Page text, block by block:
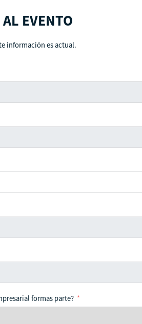
EVENTO
información es actual.
formas parte?